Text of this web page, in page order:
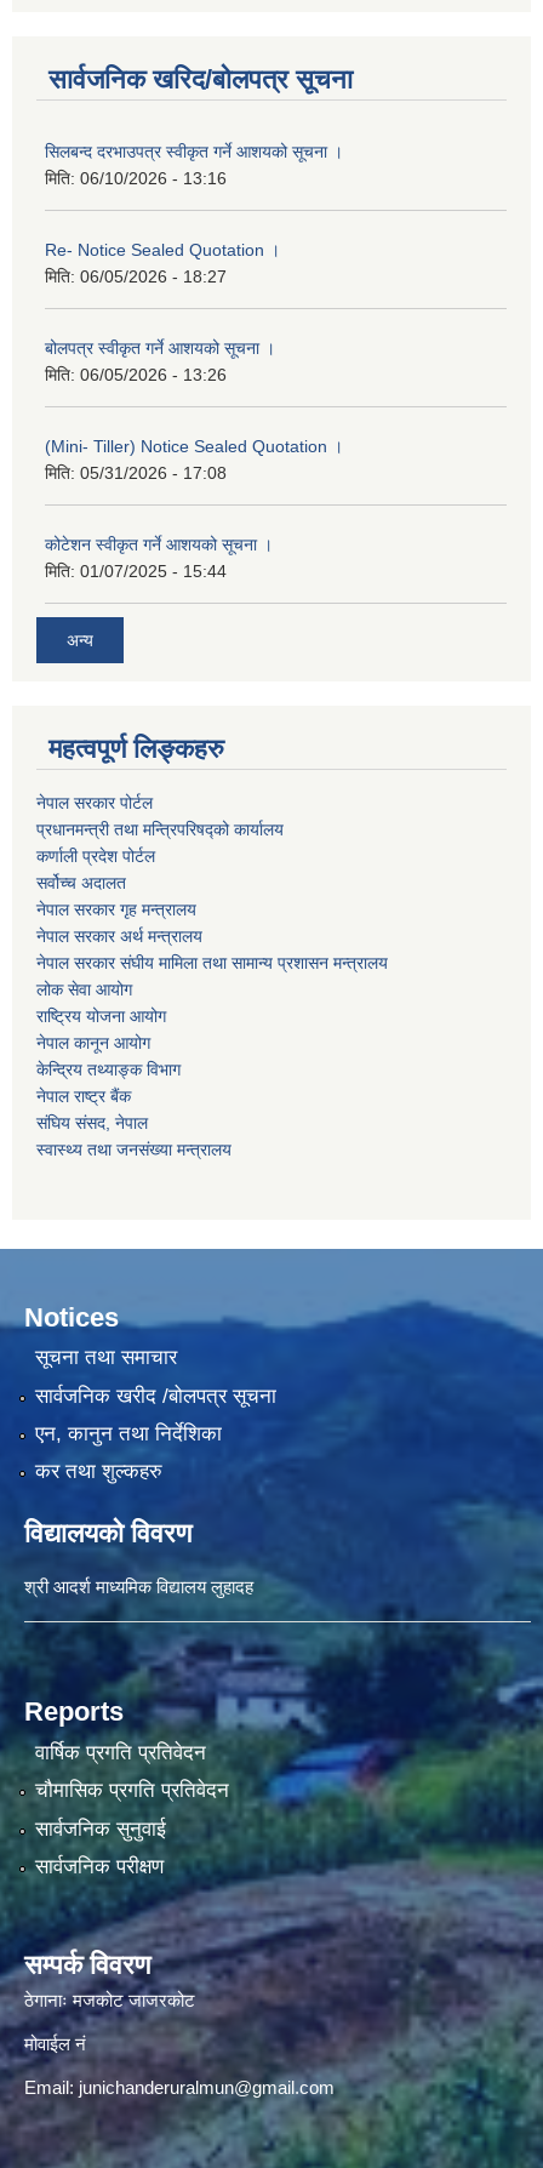
सार्वजनिक खरिद/बोलपत्र सूचना
सिलबन्द दरभाउपत्र स्वीकृत गर्ने आशयको सूचना ।
मिति: 06/10/2026 - 13:16
Re- Notice Sealed Quotation ।
मिति: 06/05/2026 - 18:27
बोलपत्र स्वीकृत गर्ने आशयको सूचना ।
मिति: 06/05/2026 - 13:26
(Mini- Tiller) Notice Sealed Quotation ।
मिति: 05/31/2026 - 17:08
कोटेशन स्वीकृत गर्ने आशयको सूचना ।
मिति: 01/07/2025 - 15:44
अन्य
महत्वपूर्ण लिङ्कहरु
नेपाल सरकार पोर्टल
प्रधानमन्‍‍त्री तथा मन्‍त्रिपरिषद्को कार्यालय
कर्णाली प्रदेश पोर्टल
सर्वोच्‍च अदालत
नेपाल सरकार गृह मन्‍‍‍त्रालय
नेपाल सरकार अर्थ मन्‍त्रालय
नेपाल सरकार संघीय मामिला तथा सामान्य प्रशासन मन्‍त्रालय
लोक सेवा आयोग
राष्‍ट्रिय योजना आयोग
नेपाल कानून आयोग
केन्द्रिय तथ्याङ्क विभाग
नेपाल राष्‍ट्र बैंक
संघिय संसद, नेपाल
स्वास्थ्य तथा जनसंख्या मन्त्रालय
Notices
सूचना तथा समाचार
सार्वजनिक खरीद /बोलपत्र सूचना
एन, कानुन तथा निर्देशिका
कर तथा शुल्कहरु
विद्यालयको विवरण
श्री आदर्श माध्यमिक विद्यालय लुहादह
Reports
वार्षिक प्रगति प्रतिवेदन
चौमासिक प्रगति प्रतिवेदन
सार्वजनिक सुनुवाई
सार्वजनिक परीक्षण
सम्पर्क विवरण
ठेगानाः मजकोट जाजरकोट
मोवाईल नं
Email:junichanderuralmun@gmail.com